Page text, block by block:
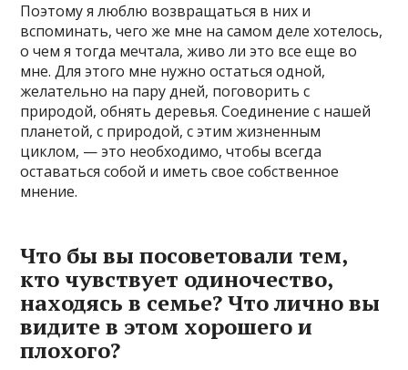
Поэтому я люблю возвращаться в них и
вспоминать, чего же мне на самом деле хотелось,
о чем я тогда мечтала, живо ли это все еще во
мне. Для этого мне нужно остаться одной,
желательно на пару дней, поговорить с
природой, обнять деревья. Соединение с нашей
планетой, с природой, с этим жизненным
циклом, — это необходимо, чтобы всегда
оставаться собой и иметь свое собственное
мнение.
Что бы вы посоветовали тем,
кто чувствует одиночество,
находясь в семье? Что лично вы
видите в этом хорошего и
плохого?